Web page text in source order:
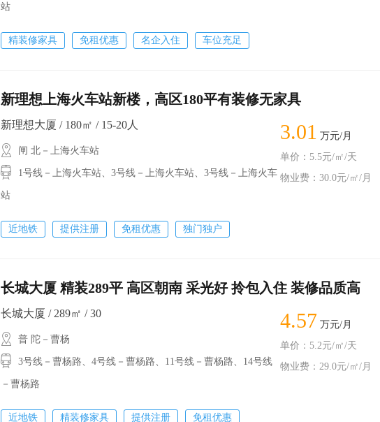
站
精装修家具 免租优惠 名企入住 车位充足
新理想上海火车站新楼，高区180平有装修无家具
新理想大厦 / 180㎡ / 15-20人
闸 北－上海火车站
1号线－上海火车站、3号线－上海火车站、3号线－上海火车
站
近地铁 提供注册 免租优惠 独门独户
3.01 万元/月
单价：5.5元/㎡/天
物业费：30.0元/㎡/月
长城大厦 精装289平 高区朝南 采光好 拎包入住 装修品质高
长城大厦 / 289㎡ / 30
普 陀－曹杨
3号线－曹杨路、4号线－曹杨路、11号线－曹杨路、14号线
－曹杨路
近地铁 精装修家具 提供注册 免租优惠
4.57 万元/月
单价：5.2元/㎡/天
物业费：29.0元/㎡/月